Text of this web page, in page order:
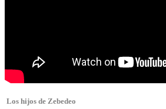
Los hijos de Zebedeo